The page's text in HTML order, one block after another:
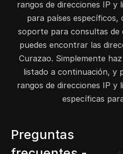
186.190.240.0
190.4.128.0
190.13.120.0
190.88.0.0
190.104.104.0
190.105.193.0
190.123.20.0
rangos de direcciones IP y
para países específicos,
soporte para consultas de
puedes encontrar las
Curazao. Simplemente
listado a continuación, y
rangos de direcciones IP y
específicas
Preguntas